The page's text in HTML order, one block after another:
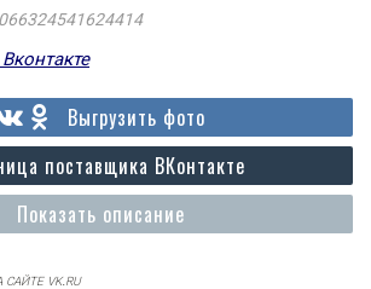
Показать описание
поставщика ВКонтакте
Выгрузить фото
сайте vk.ru